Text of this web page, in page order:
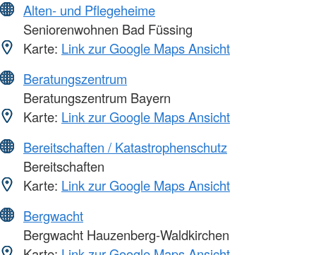
Alten- und Pflegeheime
Seniorenwohnen Bad Füssing
Karte: Link zur Google Maps Ansicht
Beratungszentrum
Beratungszentrum Bayern
Karte: Link zur Google Maps Ansicht
Bereitschaften / Katastrophenschutz
Bereitschaften
Karte: Link zur Google Maps Ansicht
Bergwacht
Bergwacht Hauzenberg-Waldkirchen